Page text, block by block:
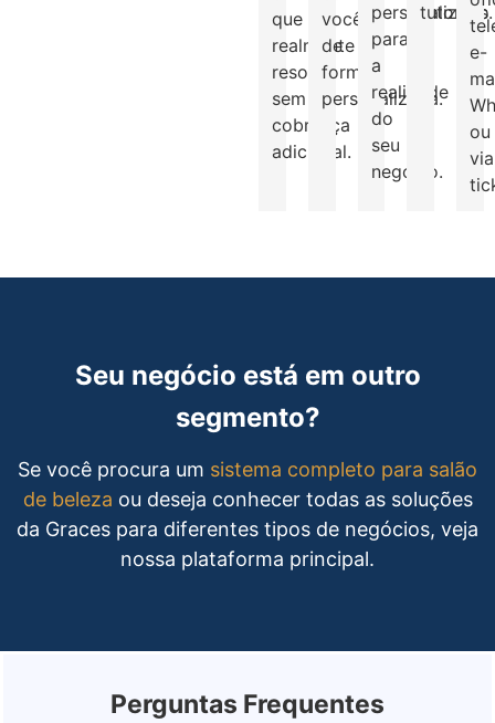
que
realmente
resolve,
sem
cobrança
adicional.
você,
de
forma
personalizada.
personalizado
para
a
realidade
do
seu
negócio.
tutoriais.
e-
ou
via
Seu negócio está em outro
segmento?
Se você procura um sistema completo para salão
de beleza ou deseja conhecer todas as soluções
da Graces para diferentes tipos de negócios, veja
nossa plataforma principal.
Perguntas Frequentes